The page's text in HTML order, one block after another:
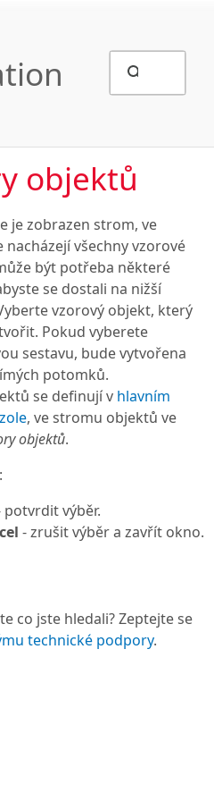
objektů
je zobrazen strom, ve
nacházejí všechny vzorové
být potřeba některé
se dostali na nižší
vzorový objekt, který
Pokud vyberete
sestavu, bude vytvořena
potomků.
se definují v hlavním
, ve stromu objektů ve
objektů.
potvrdit výběr.
- zrušit výběr a zavřít okno.
co jste hledali? Zeptejte se
technické podpory.